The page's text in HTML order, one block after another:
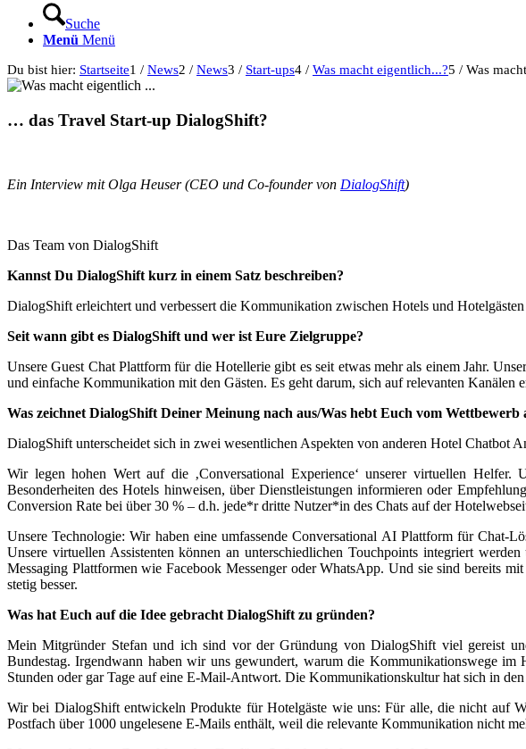
Suche
Menü Menü
Du bist hier: Startseite1 / News2 / News3 / Start-ups4 / Was macht eigentlich...?5 / Was
… das Travel Start-up DialogShift?
Ein Interview mit Olga Heuser (CEO und Co-founder von DialogShift)
Das Team von DialogShift
Kannst Du DialogShift kurz in einem Satz beschreiben?
DialogShift erleichtert und verbessert die Kommunikation zwischen Hotels und
Seit wann gibt es DialogShift und wer ist Eure Zielgruppe?
Unsere Guest Chat Plattform für die Hotellerie gibt es seit etwas mehr als einem Jahr.
und einfache Kommunikation mit den Gästen. Es geht darum, sich auf relevanten
Was zeichnet DialogShift Deiner Meinung nach aus/Was hebt Euch vom Wettbewerb
DialogShift unterscheidet sich in zwei wesentlichen Aspekten von anderen Hotel Chatbot
Wir legen hohen Wert auf die ‚Conversational Experience‘ unserer virtuellen
Besonderheiten des Hotels hinweisen, über Dienstleistungen informieren oder
Conversion Rate bei über 30 % – d.h. jede*r dritte Nutzer*in des Chats auf der
Unsere Technologie: Wir haben eine umfassende Conversational AI Plattform für
Unsere virtuellen Assistenten können an unterschiedlichen Touchpoints integriert
Messaging Plattformen wie Facebook Messenger oder WhatsApp. Und sie sind bereits
stetig besser.
Was hat Euch auf die Idee gebracht DialogShift zu gründen?
Mein Mitgründer Stefan und ich sind vor der Gründung von DialogShift viel gereist
Bundestag. Irgendwann haben wir uns gewundert, warum die Kommunikationswege
Stunden oder gar Tage auf eine E-Mail-Antwort. Die Kommunikationskultur hat sich in
Wir bei DialogShift entwickeln Produkte für Hotelgäste wie uns: Für alle, die nicht auf
Postfach über 1000 ungelesene E-Mails enthält, weil die relevante Kommunikation nicht